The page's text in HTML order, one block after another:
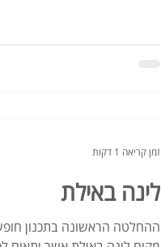
לינה באילת
ההחלטה הראשונה בתכנון
זמן קריאה 1 דקות